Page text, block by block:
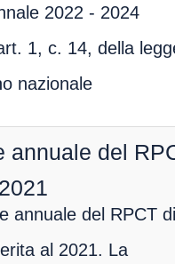
2022 - 2024
1, c. 14, della
nazionale
annuale del
annuale del RPCT di
al 2021. La